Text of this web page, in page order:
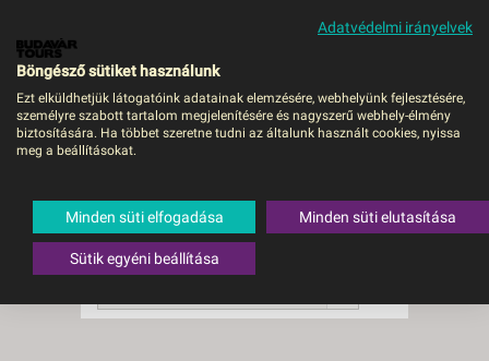
MENÜ
Veszprém
megfelelő utazásttaláltunk.
A keresővel tovább szűkítheti a
találati listát!
RENDEZÉS:
Adatvédelmi irányelvek
Böngésző sütiket használunk
Ezt elküldhetjük látogatóink adatainak elemzésére, webhelyünk fejlesztésére,
személyre szabott tartalom megjelenítésére és nagyszerű webhely-élmény
biztosítására. Ha többet szeretne tudni az általunk használt cookies, nyissa
meg a beállításokat.
Minden süti elfogadása Minden süti elutasítása
Sütik egyéni beállítása